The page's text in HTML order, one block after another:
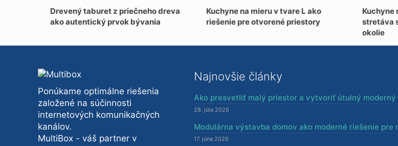
Drevený taburet z priečneho dreva
ako autentický prvok bývania
Kuchyne na mieru v tvare L ako
riešenie pre otvorené priestory
Kuchyne
stretáva
okolie
Ponúkame optimálne riešenia
založené na súčinnosti
internetových komunikačných
kanálov.
MultiBox - váš partner v
Najnovšie články
Ako presvetliť malý priestor a vytvoriť útulný moderný
28. júla 2026
Modulárna výstavba domov ako moderné riešenie pre
17. júna 2026